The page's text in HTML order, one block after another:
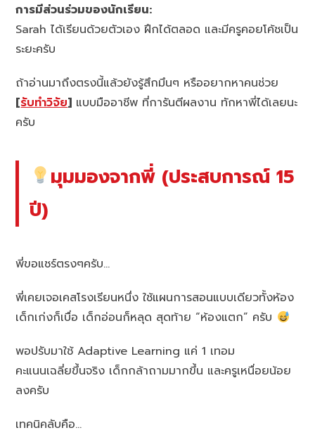
การมีส่วนร่วมของนักเรียน:
Sarah ได้เรียนด้วยตัวเอง ฝึกได้ตลอด และมีครูคอยโค้ชเป็น
ระยะครับ
ถ้าอ่านมาถึงตรงนี้แล้วยังรู้สึกมึนๆ หรืออยากหาคนช่วย
[รับทำวิจัย] แบบมืออาชีพ ที่การันตีผลงาน ทักหาพี่ได้เลยนะ
ครับ
มุมมองจากพี่ (ประสบการณ์ 15
ปี)
พี่ขอแชร์ตรงๆครับ…
พี่เคยเจอเคสโรงเรียนหนึ่ง ใช้แผนการสอนแบบเดียวทั้งห้อง
เด็กเก่งก็เบื่อ เด็กอ่อนก็หลุด สุดท้าย “ห้องแตก” ครับ
พอปรับมาใช้ Adaptive Learning แค่ 1 เทอม
คะแนนเฉลี่ยขึ้นจริง เด็กกล้าถามมากขึ้น และครูเหนื่อยน้อย
ลงครับ
เทคนิคลับคือ…